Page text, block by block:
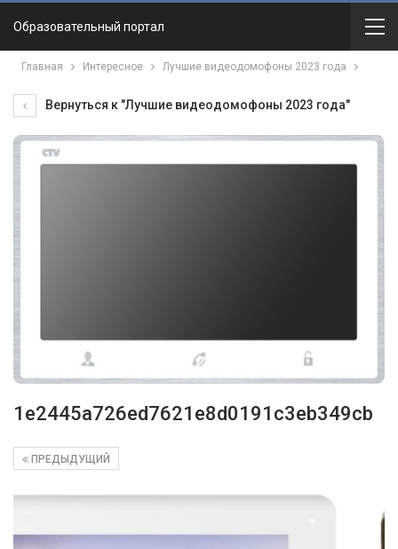
Образовательный портал
Главная Интересное Лучшие видеодомофоны 2023 года
Вернуться к "Лучшие видеодомофоны 2023 года"
1e2445a726ed7621e8d0191c3eb349cb
ПРЕДЫДУЩИЙ